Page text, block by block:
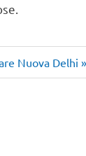
Nuova Delhi